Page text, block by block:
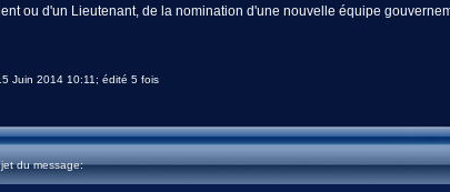
ou d'un Lieutenant, de la nomination d'une nouvelle équipe
Juin 2014 10:11; édité 5 fois
du message: